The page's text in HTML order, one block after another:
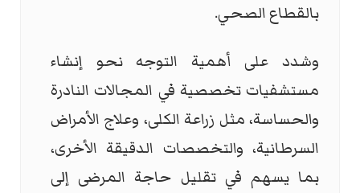
بالقطاع الصحي.
وشدد على أهمية التوجه نحو إنشاء
مستشفيات تخصصية في المجالات النادرة
والحساسة، مثل زراعة الكلى، وعلاج الأمراض
السرطانية، والتخصصات الدقيقة الأخرى،
بما يسهم في تقليل حاجة المرضى إلى